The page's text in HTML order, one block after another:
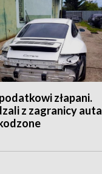
złapani.
z zagranicy auta